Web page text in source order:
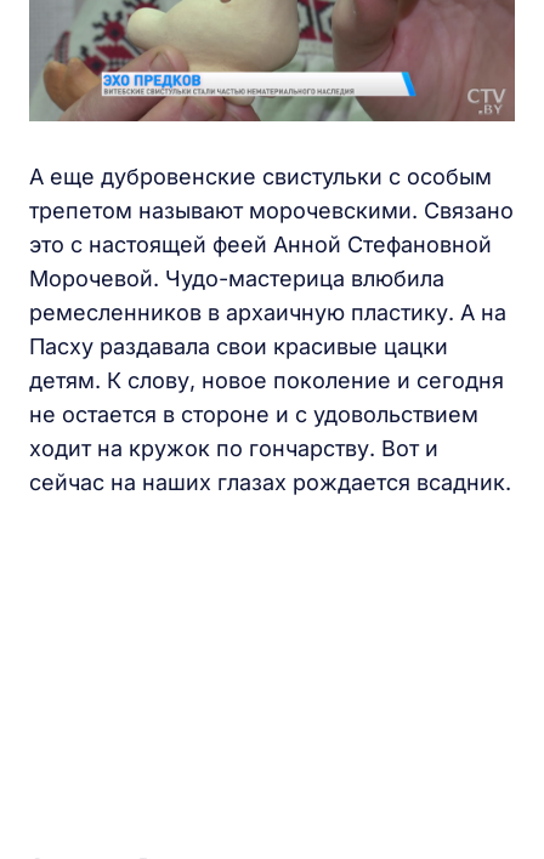
А еще дубровенские свистульки с особым
трепетом называют морочевскими. Связано
это с настоящей феей Анной Стефановной
Морочевой. Чудо-мастерица влюбила
ремесленников в архаичную пластику. А на
Пасху раздавала свои красивые цацки
детям. К слову, новое поколение и сегодня
не остается в стороне и с удовольствием
ходит на кружок по гончарству. Вот и
сейчас на наших глазах рождается всадник.